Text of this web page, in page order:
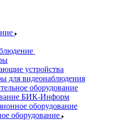
устройства
для видеонаблюдения
оборудование
БИК-Информ
оборудование
оборудование